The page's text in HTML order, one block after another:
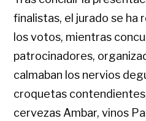
finalistas, el jurado se ha
los votos, mientras
patrocinadores,
calmaban los nervios
croquetas
cervezas Ambar, vinos